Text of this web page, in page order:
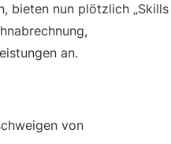
bieten nun plötzlich „Skills
an.
von